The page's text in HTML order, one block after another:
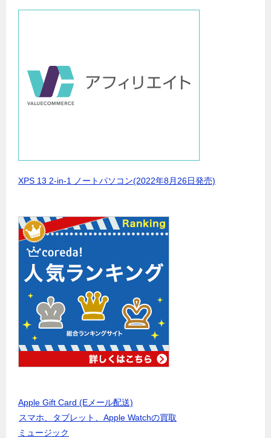
XPS 13 2-in-1 ノートパソコン(2022年8月26日発売)
Apple Gift Card (Eメール配送)
スマホ、タブレット、Apple Watchの買取
ミュージック